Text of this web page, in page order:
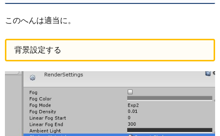
このへんは適当に。
背景設定する